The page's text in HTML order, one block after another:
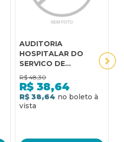
AUDITORIA
HOSPITALAR DO
SERVICO DE
ENFERMAGEM -
CURSO DE
ENFERMAGEM - 2
R$ 48,30
R$ 38,64
R$ 38,64